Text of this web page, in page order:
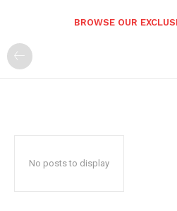
BROWSE OUR
No posts to display